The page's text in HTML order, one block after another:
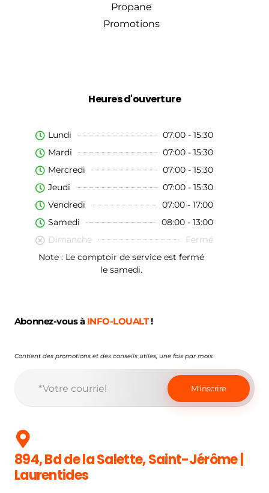
Propane
Promotions
Heures d'ouverture
Lundi
07:00 - 15:30
Mardi
07:00 - 15:30
Mercredi
07:00 - 15:30
Jeudi
07:00 - 15:30
Vendredi
07:00 - 17:00
Samedi
08:00 - 13:00
Dimanche
Fermé
Note : Le comptoir de service est fermé
le samedi.
Abonnez-vous à INFO-LOUALT!
Contient des promotions et des conseils utiles, une fois par mois.
894, Bd de la Salette, Saint-Jérôme |
Laurentides